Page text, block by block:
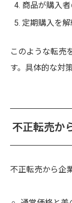
商品が購入
定期購入を解
このような転売
す。具体的な対
不正転売か
不正転売から企